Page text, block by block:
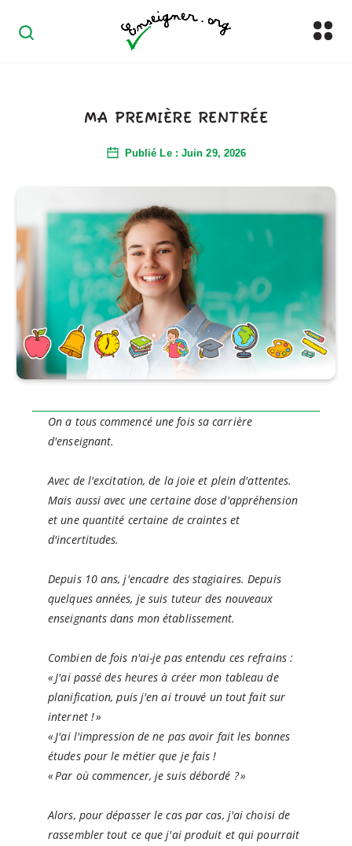
MA PREMIÈRE RENTRÉE
Publié Le : Juin 29, 2026
On a tous commencé une fois sa carrière
d'enseignant.
Avec de l'excitation, de la joie et plein d'attentes.
Mais aussi avec une certaine dose d'appréhension
et une quantité certaine de craintes et
d'incertitudes.
Depuis 10 ans, j'encadre des stagiaires. Depuis
quelques années, je suis tuteur des nouveaux
enseignants dans mon établissement.
Combien de fois n'ai-je pas entendu ces refrains :
« J'ai passé des heures à créer mon tableau de
planification, puis j'en ai trouvé un tout fait sur
internet ! »
« J'ai l'impression de ne pas avoir fait les bonnes
études pour le métier que je fais !
« Par où commencer, je suis débordé ? »
Alors, pour dépasser le cas par cas, j'ai choisi de
rassembler tout ce que j'ai produit et qui pourrait